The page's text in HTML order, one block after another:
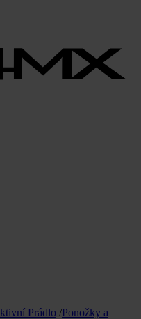
Prádlo /Ponožky a